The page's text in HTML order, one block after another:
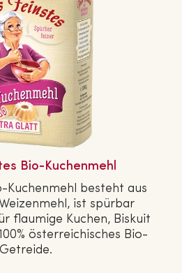
Bio-Ku­chen­mehl
Ku­chen­mehl besteht aus
ist spürbar
flaumige Kuchen, Biskuit
ös­ter­rei­chi­sches Bio-
Getreide.